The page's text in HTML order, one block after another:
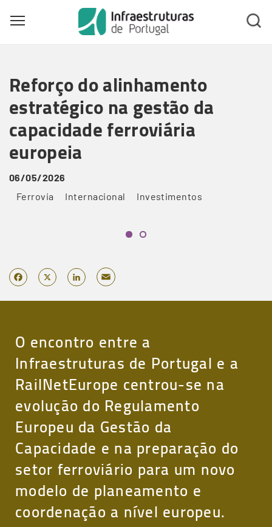
main
content
Toggle main menu visibility
Reforço do alinhamento
estratégico na gestão da
capacidade ferroviária
europeia
06/05/2026
Ferrovia
Internacional Investimentos
Facebook
X LinkedIn
O encontro entre a
Infraestruturas de Portugal e a
RailNetEurope centrou-se na
evolução do Regulamento
Europeu da Gestão da
Capacidade e na preparação do
setor ferroviário para um novo
modelo de planeamento e
coordenação a nível europeu.